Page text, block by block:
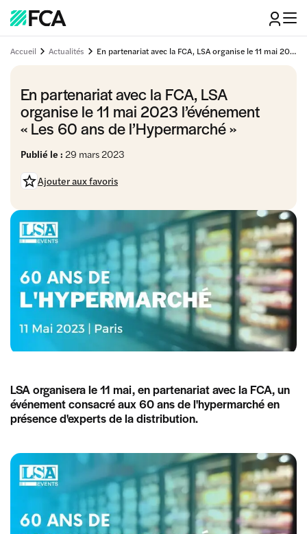
Accueil Actualités En partenariat avec la FCA, LSA organise le 11 mai 2023 l'événement "Les 60 ans de l'Hypermarché"
En partenariat avec la FCA, LSA
organise le 11 mai 2023 l’événement
« Les 60 ans de l’Hypermarché »
Publié le : 29 mars 2023
Ajouter aux favoris
LSA organisera le 11 mai, en partenariat avec la FCA, un
événement consacré aux 60 ans de l'hypermarché en
présence d'experts de la distribution.